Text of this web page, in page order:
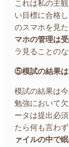
これは私の主
い目標に合格
のスマホを見
マホの管理は
ラ見ることの
⑤模試の結果は
模試の結果は
勉強において
ータは提出必
たら何も言わ
ァイルの中で